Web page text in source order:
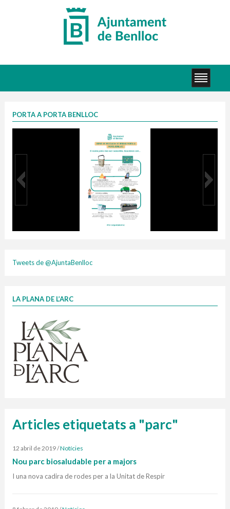
PORTA A PORTA BENLLOC
1 contenidors intel·ligents
Finançat per la Unió Europea – NextGenerationEU
Tweets de @AjuntaBenlloc
LA PLANA DE L’ARC
Articles etiquetats a "parc"
12 abril de 2019/Notícies
Nou parc biosaludable per a majors
I una nova cadira de rodes per a la Unitat de Respir